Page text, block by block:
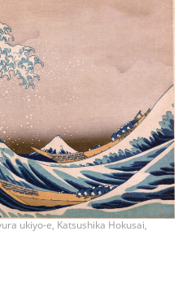
ukiyo-e, Katsushika Hokusai,